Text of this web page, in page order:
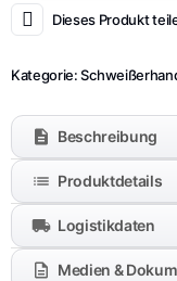
Dieses Produkt
Kategorie:
Beschreibung
Produktdetails
Logistikdaten
Medien &